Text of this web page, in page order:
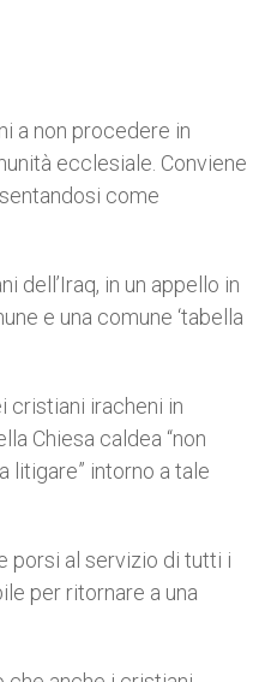
a non procedere in
ecclesiale. Conviene
come
dell’Iraq, in un appello in
e una comune ‘tabella
cristiani iracheni in
Chiesa caldea “non
litigare” intorno a tale
porsi al servizio di tutti i
per ritornare a una